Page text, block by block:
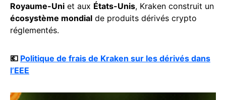
Royaume-Uni et aux États-Unis, Kraken construit un
écosystème mondial de produits dérivés crypto
réglementés.
💶 Politique de frais de Kraken sur les dérivés dans
l’EEE